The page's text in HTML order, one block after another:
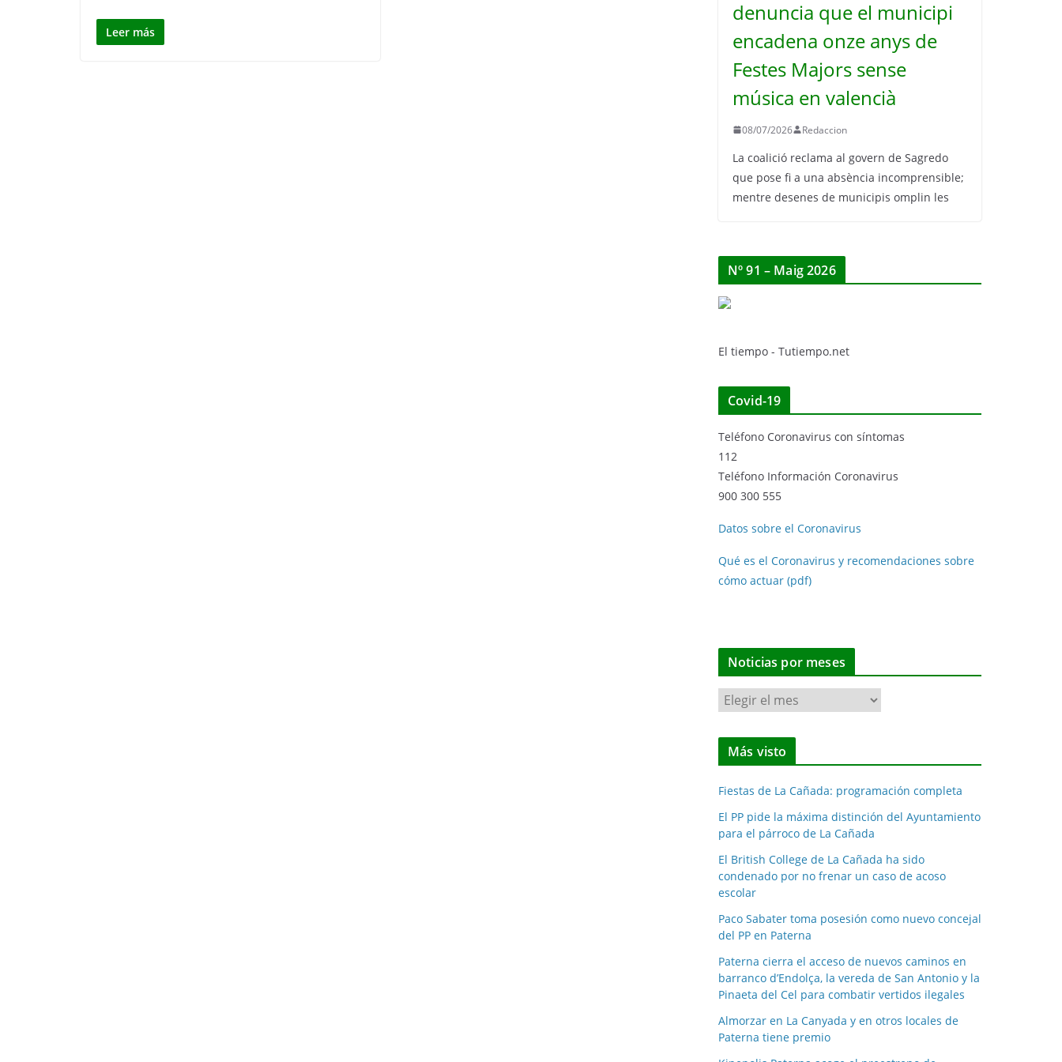
Leer más
denuncia que el municipi
encadena onze anys de
Festes Majors sense
música en valencià
08/07/2026 Redaccion
La coalició reclama al govern de Sagredo
que pose fi a una absència incomprensible;
mentre desenes de municipis omplin les
Nº 91 – Maig 2026
El tiempo - Tutiempo.net
Covid-19
Teléfono Coronavirus con síntomas
112
Teléfono Información Coronavirus
900 300 555
Datos sobre el Coronavirus
Qué es el Coronavirus y recomendaciones sobre
cómo actuar (pdf)
Noticias por meses
N
o
t
i
a
s
p
o
r
m
e
e
s
Más visto
Fiestas de La Cañada: programación completa
El PP pide la máxima distinción del Ayuntamiento
para el párroco de La Cañada
El British College de La Cañada ha sido
condenado por no frenar un caso de acoso
escolar
Paco Sabater toma posesión como nuevo concejal
del PP en Paterna
Paterna cierra el acceso de nuevos caminos en
barranco d’Endolça, la vereda de San Antonio y la
Pinaeta del Cel para combatir vertidos ilegales
Almorzar en La Canyada y en otros locales de
Paterna tiene premio